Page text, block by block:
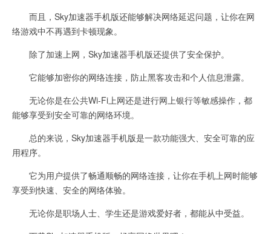
而且，Sky加速器手机版还能够解决网络延迟问题，让你在网
络游戏中不再遇到卡顿现象。
除了加速上网，Sky加速器手机版还提供了安全保护。
它能够加密你的网络连接，防止黑客攻击和个人信息泄露。
无论你是在公共Wi-Fi上网还是进行网上银行等敏感操作，都
能够享受到安全可靠的网络环境。
总的来说，Sky加速器手机版是一款功能强大、安全可靠的应
用程序。
它为用户提供了畅通顺畅的网络连接，让你在手机上网时能够
享受到快速、安全的网络体验。
无论你是职场人士、学生还是游戏爱好者，都能从中受益。